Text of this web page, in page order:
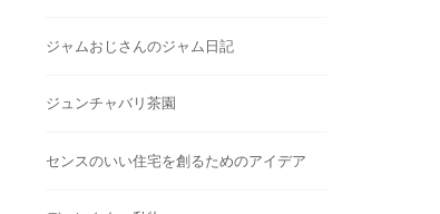
ジャムおじさんのジャム日記
ジュンチャバリ茶園
センスのいい住宅を創るためのアイデア